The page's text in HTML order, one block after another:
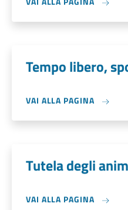
Tempo libero,
VAI ALLA PAGINA
Tutela degli
VAI ALLA PAGINA